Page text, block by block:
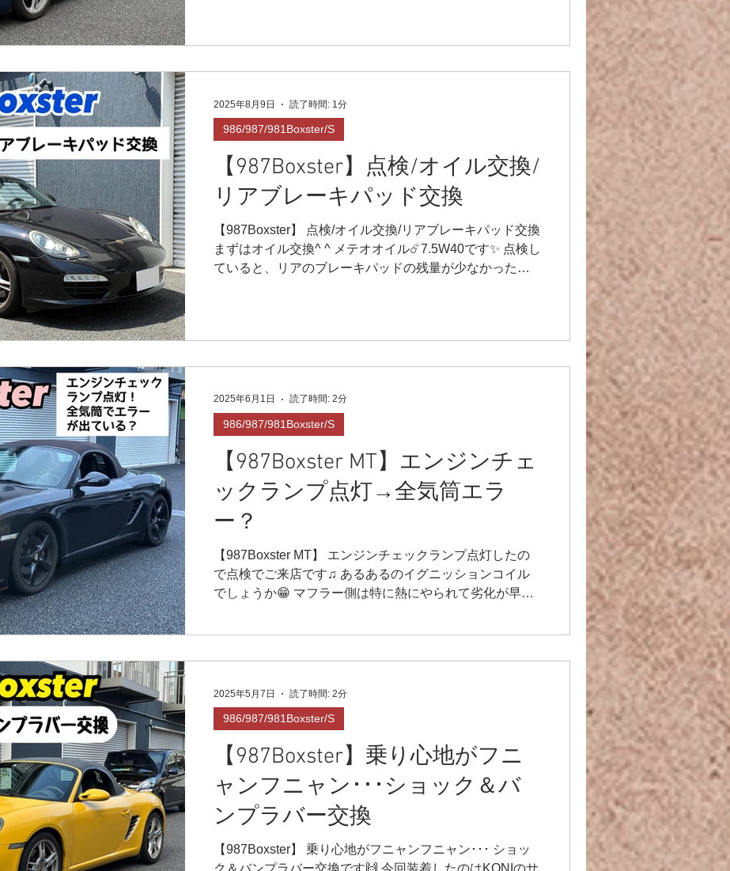
【987Boxster】点検/オイル交換/
リアブレーキパッド交換
【987Boxster】 点検/オイル交換/リアブレーキパッド交換
まずはオイル交換^ ^ メテオオイル☄️7.5W40です✨ 点検し
ていると、リアのブレーキパッドの残量が少なかったの
986/987/981Boxster/S
2025年8月9日 読了時間: 1分
【987Boxster MT】エンジンチェ
ックランプ点灯→全気筒エラ
ー？
【987Boxster MT】 エンジンチェックランプ点灯したの
で点検でご来店です♫ あるあるのイグニッションコイル
でしょうか😁 マフラー側は特に熱にやられて劣化が早い
986/987/981Boxster/S
2025年6月1日 読了時間: 2分
【987Boxster】乗り心地がフニ
ャンフニャン･･･ショック＆バ
ンプラバー交換
【987Boxster】 乗り心地がフニャンフニャン･･･ ショッ
ク＆バンプラバー交換です🙌 今回装着したのはKONIのサ
986/987/981Boxster/S
2025年5月7日 読了時間: 2分